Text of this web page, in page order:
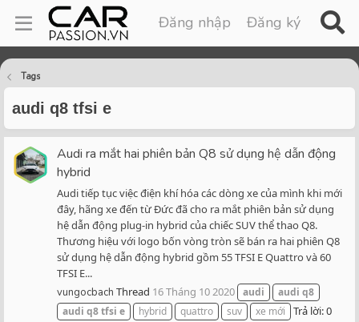
Đăng nhập Đăng ký
Tags
audi q8 tfsi e
Audi ra mắt hai phiên bản Q8 sử dụng hệ dẫn động
hybrid
Audi tiếp tục việc điện khí hóa các dòng xe của mình khi mới
đây, hãng xe đến từ Đức đã cho ra mắt phiên bản sử dụng
hệ dẫn động plug-in hybrid của chiếc SUV thể thao Q8.
Thương hiệu với logo bốn vòng tròn sẽ bán ra hai phiên Q8
sử dụng hệ dẫn động hybrid gồm 55 TFSI E Quattro và 60
TFSI E...
vungocbach Thread 16 Tháng 10 2020 audi audi q8
audi q8tfsi e hybrid quattro suv xe mới
Trả lời: 0